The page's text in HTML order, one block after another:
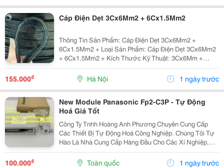
Cáp Điện Dẹt 3Cx6Mm2 + 6Cx1.5Mm2
Thông Tin Sản Phẩm: Cáp Điện Dẹt 3Cx6Mm2 +
6Cx1.5Mm2 + Loại Sản Phẩm: Cáp Điện Dẹt 3Cx6Mm2
+ 6Cx1.5Mm2 + Kích Thước Kỹ Thuật: 3Cx6Mm +
6C&Times;1.5Mm2 + Số Lõi Cáp: 3 Lõi + Tiết Diện Mặt
Cắt: 6Mm2 + Số Lõi Dây Phụ: 6 Lõi + Tiết Diện Phụ:...
155.000₫ Hà Nội 1 ngày trước
New Module Panasonic Fp2-C3P - Tự Động
Hoá Giá Tốt
Công Ty Tnhh Hoàng Anh Phương Chuyên Cung Cấp
Các Thiết Bị Tự Động Hoá Công Nghiệp. Chúng Tôi Tự
Hào Là Nhà Cung Cấp Hàng Đầu Cho Các Xí Nghiệp,
Nhà Máy Lớn Tại Việt Nam. Những Sản Phẩm Quý
Khách Cần Ở Đây Chúng Tôi Đều Có Bán. Hàng Nhập...
100.000₫ Toàn quốc 1 ngày trước